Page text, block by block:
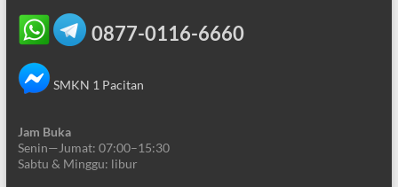
0877-0116-6660
SMKN 1 Pacitan
Jam Buka
Senin—Jumat: 07:00–15:30
Sabtu & Minggu: libur